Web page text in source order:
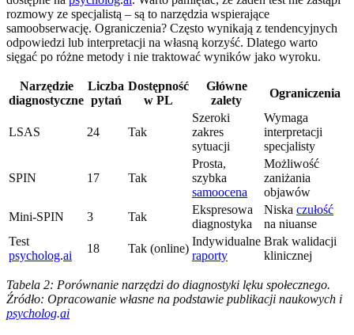
rozmowy ze specjalistą – są to narzędzia wspierające
samoobserwację. Ograniczenia? Często wynikają z tendencyjnych
odpowiedzi lub interpretacji na własną korzyść. Dlatego warto
sięgać po różne metody i nie traktować wyników jako wyroku.
Narzędzie
diagnostyczne
Liczba
pytań
Dostępność
w PL
Główne
zalety
Ograniczenia
LSAS 24 Tak
Szeroki
zakres
sytuacji
Wymaga
interpretacji
specjalisty
SPIN 17 Tak
Prosta,
szybka
samoocena
Możliwość
zaniżania
objawów
Mini-SPIN
3 Tak
Ekspresowa
diagnostyka
Niska czułość
na niuanse
Test
psycholog.ai
18 Tak (online)
Indywidualne
raporty
Brak walidacji
klinicznej
Tabela 2: Porównanie narzędzi do diagnostyki lęku społecznego.
Źródło: Opracowanie własne na podstawie publikacji naukowych i
psycholog.ai